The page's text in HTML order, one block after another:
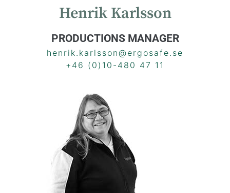
Henrik Karlsson
PRODUCTIONS MANAGER
henrik.karlsson@ergosafe.se
+46 (0)10-480 47 11